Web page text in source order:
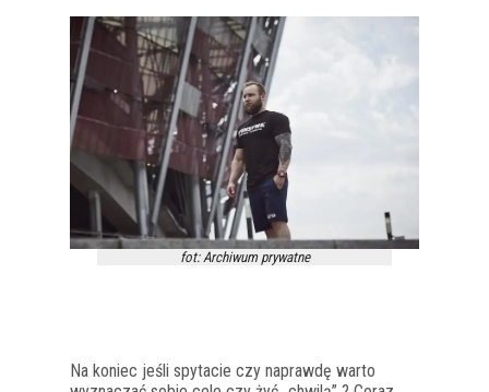
fot: Archiwum prywatne
Na koniec jeśli spytacie czy naprawdę warto